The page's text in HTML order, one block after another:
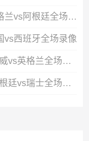
07月16日世界杯半决赛英格兰vs阿根廷全场录像
vs西班牙全场录像
07月12日世界杯1/4决赛挪威vs英格兰全场录像
07月12日世界杯1/4决赛阿根廷vs瑞士全场录像